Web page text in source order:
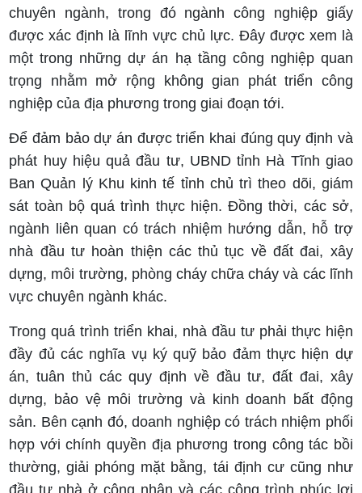
chuyên ngành, trong đó ngành công nghiệp giấy
được xác định là lĩnh vực chủ lực. Đây được xem là
một trong những dự án hạ tầng công nghiệp quan
trọng nhằm mở rộng không gian phát triển công
nghiệp của địa phương trong giai đoạn tới.
Để đảm bảo dự án được triển khai đúng quy định và
phát huy hiệu quả đầu tư, UBND tỉnh Hà Tĩnh giao
Ban Quản lý Khu kinh tế tỉnh chủ trì theo dõi, giám
sát toàn bộ quá trình thực hiện. Đồng thời, các sở,
ngành liên quan có trách nhiệm hướng dẫn, hỗ trợ
nhà đầu tư hoàn thiện các thủ tục về đất đai, xây
dựng, môi trường, phòng cháy chữa cháy và các lĩnh
vực chuyên ngành khác.
Trong quá trình triển khai, nhà đầu tư phải thực hiện
đầy đủ các nghĩa vụ ký quỹ bảo đảm thực hiện dự
án, tuân thủ các quy định về đầu tư, đất đai, xây
dựng, bảo vệ môi trường và kinh doanh bất động
sản. Bên cạnh đó, doanh nghiệp có trách nhiệm phối
hợp với chính quyền địa phương trong công tác bồi
thường, giải phóng mặt bằng, tái định cư cũng như